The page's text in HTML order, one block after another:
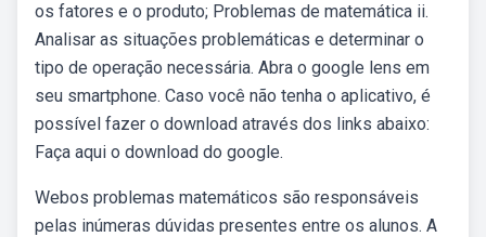
os fatores e o produto; Problemas de matemática ii.
Analisar as situações problemáticas e determinar o
tipo de operação necessária. Abra o google lens em
seu smartphone. Caso você não tenha o aplicativo, é
possível fazer o download através dos links abaixo:
Faça aqui o download do google.
Webos problemas matemáticos são responsáveis
pelas inúmeras dúvidas presentes entre os alunos. A